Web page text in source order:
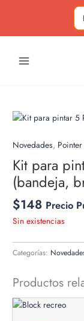
Novedades,
Kit para
(bandeja,
$148 Precio
Sin existencias
Categorías:
Productos